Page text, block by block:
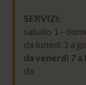
SERVIZI:
sabato 1 -
da lunedì 3 a
da venerdì 7 a
da